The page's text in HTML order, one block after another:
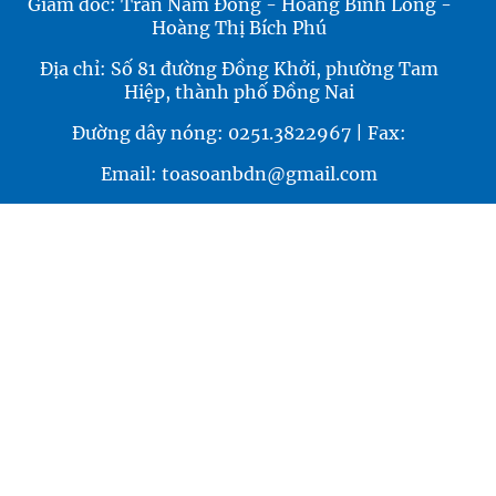
Giám đốc: Trần Nam Đông - Hoàng Bình Long -
Hoàng Thị Bích Phú
Địa chỉ: Số 81 đường Đồng Khởi, phường Tam
Hiệp, thành phố Đồng Nai
Đường dây nóng: 0251.3822967 | Fax:
Email: toasoanbdn@gmail.com